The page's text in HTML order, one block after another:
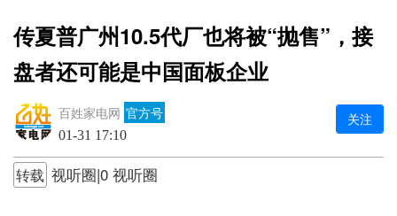
传夏普广州10.5代厂也将被“抛售”，接
盘者还可能是中国面板企业
百姓家电网 官方号
01-31 17:10
关注
转载 视听圈|0 视听圈